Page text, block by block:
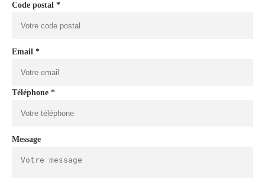
Code postal *
Email *
Téléphone *
Message